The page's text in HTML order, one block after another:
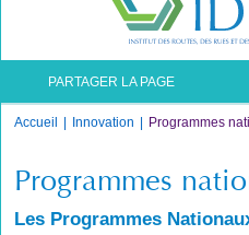
PARTAGER LA PAGE
Accueil Innovation Programmes
Programmes
Les Programmes